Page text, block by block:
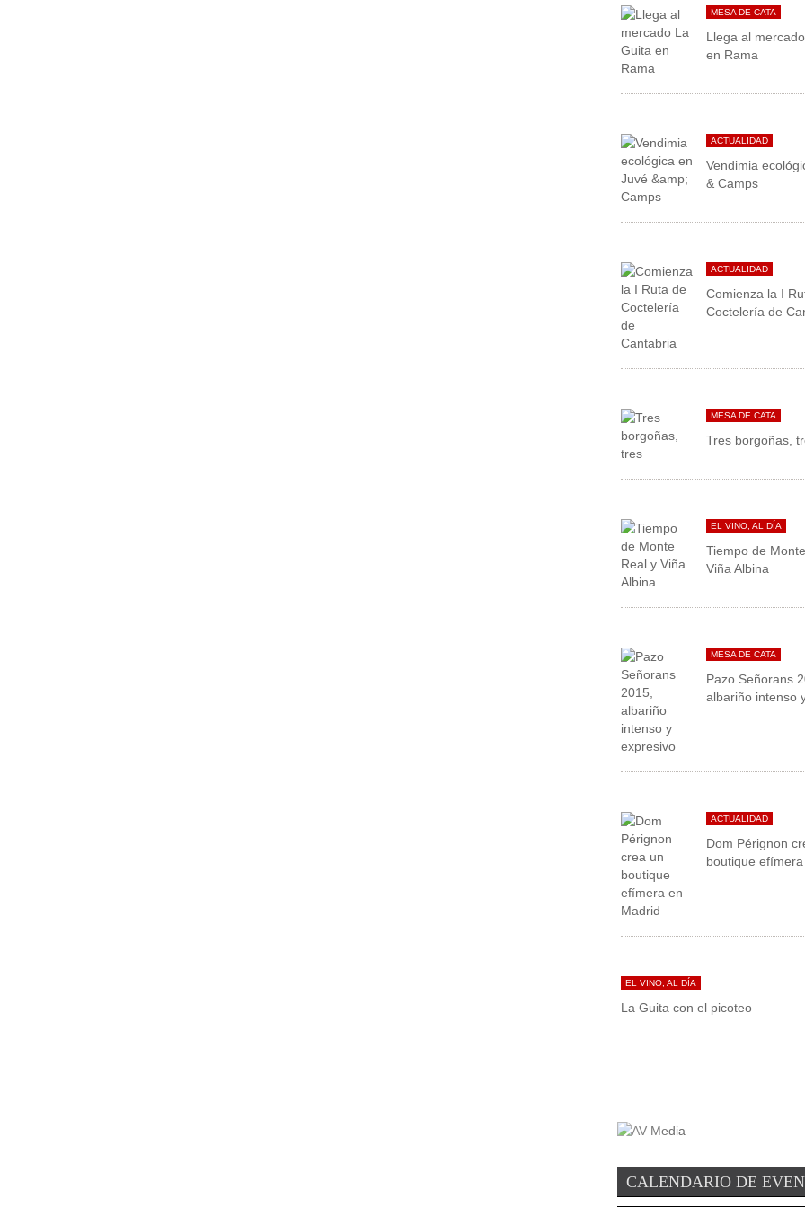
MESA DE CATA
Llega al
en Rama
ACTUALIDAD
Vendimia
& Camps
ACTUALIDAD
Comienza la I
Coctelería de
MESA DE CATA
Tres borgoñas,
EL VINO, AL DÍA
Tiempo de
Viña Albina
MESA DE CATA
Pazo Señorans
albariño intenso
ACTUALIDAD
Dom Pérignon
boutique
EL VINO, AL DÍA
La Guita con el picoteo
CALENDARIO DE